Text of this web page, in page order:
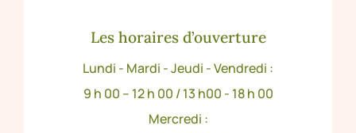
Les horaires d’ouverture
Lundi - Mardi - Jeudi - Vendredi :
9 h 00 – 12 h 00 / 13 h00 - 18 h 00
Mercredi :